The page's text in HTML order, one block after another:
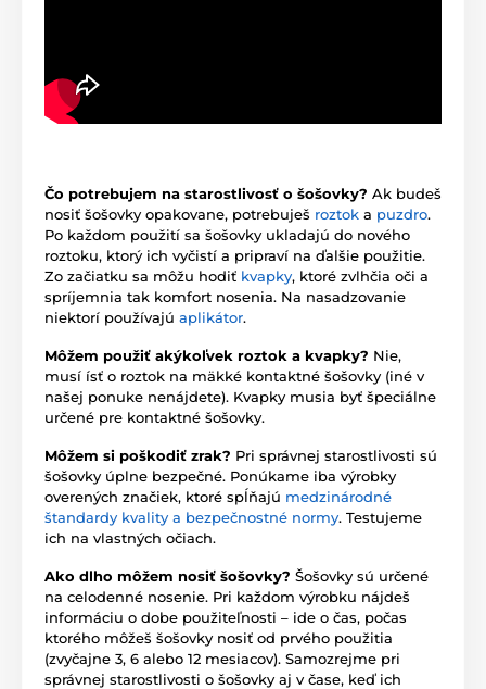
Čo potrebujem na starostlivosť o šošovky? Ak budeš
nosiť šošovky opakovane, potrebuješ roztok a puzdro.
Po každom použití sa šošovky ukladajú do nového
roztoku, ktorý ich vyčistí a pripraví na ďalšie použitie.
Zo začiatku sa môžu hodiť kvapky, ktoré zvlhčia oči a
spríjemnia tak komfort nosenia. Na nasadzovanie
niektorí používajú aplikátor.
Môžem použiť akýkoľvek roztok a kvapky? Nie,
musí ísť o roztok na mäkké kontaktné šošovky (iné v
našej ponuke nenájdete). Kvapky musia byť špeciálne
určené pre kontaktné šošovky.
Môžem si poškodiť zrak? Pri správnej starostlivosti sú
šošovky úplne bezpečné. Ponúkame iba výrobky
overených značiek, ktoré spĺňajú medzinárodné
štandardy kvality a bezpečnostné normy. Testujeme
ich na vlastných očiach.
Ako dlho môžem nosiť šošovky? Šošovky sú určené
na celodenné nosenie. Pri každom výrobku nájdeš
informáciu o dobe použiteľnosti – ide o čas, počas
ktorého môžeš šošovky nosiť od prvého použitia
(zvyčajne 3, 6 alebo 12 mesiacov). Samozrejme pri
správnej starostlivosti o šošovky aj v čase, keď ich